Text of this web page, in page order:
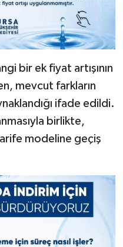
bir ek fiyat artışının
mevcut farkların
ifade edildi.
birlikte,
modeline geçiş